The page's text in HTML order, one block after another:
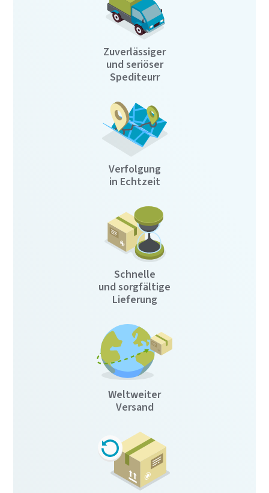
Zuverlässiger
und seriöser
Spediteurr
Verfolgung
in Echtzeit
Schnelle
und sorgfältige
Lieferung
Weltweiter
Versand